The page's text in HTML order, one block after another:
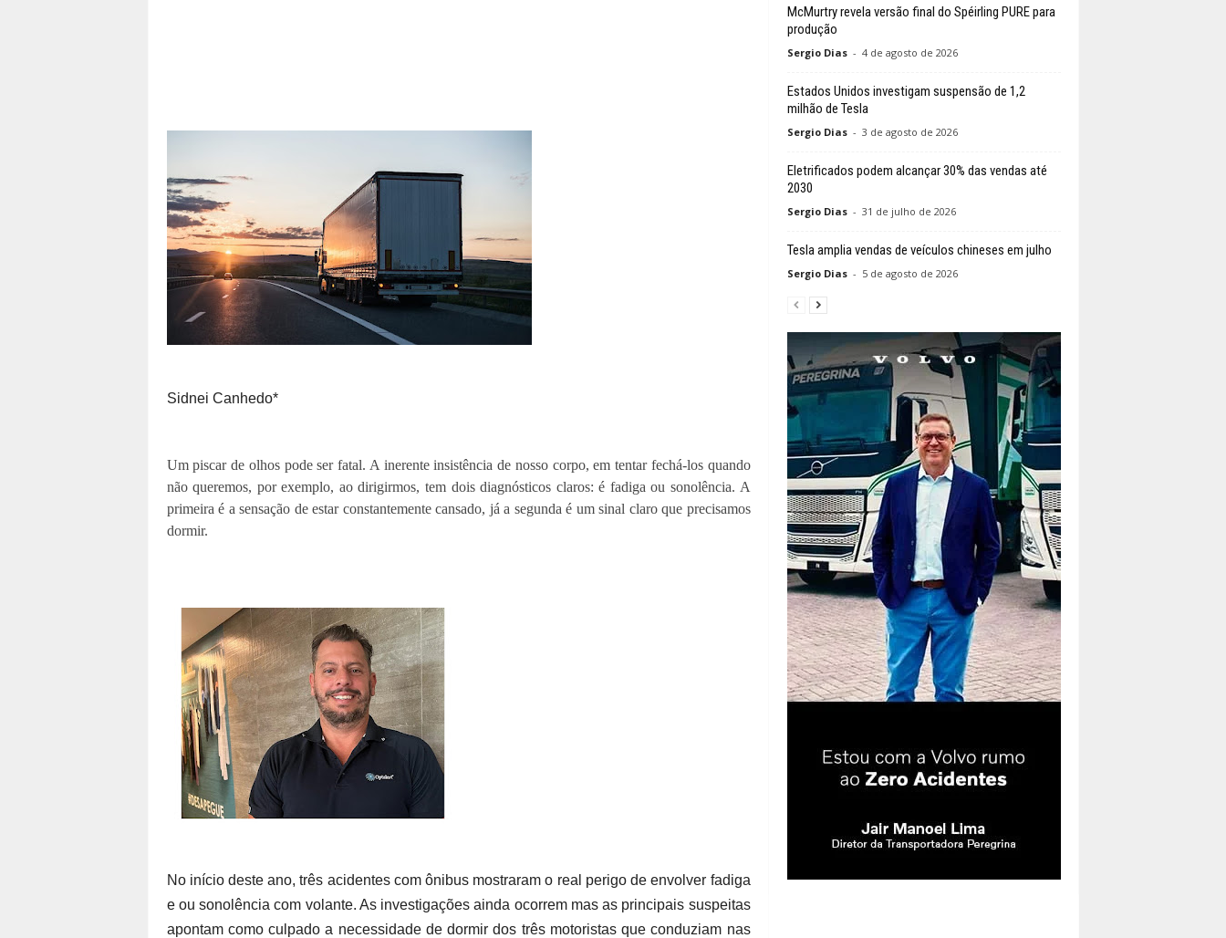
Sidnei Canhedo*
Um piscar de olhos pode ser fatal. A inerente insistência de nosso corpo, em tentar fechá-los quando
não queremos, por exemplo, ao dirigirmos, tem dois diagnósticos claros: é fadiga ou sonolência. A
primeira é a sensação de estar constantemente cansado, já a segunda é um sinal claro que precisamos
dormir.
No início deste ano, três acidentes com ônibus mostraram o real perigo de envolver fadiga
e ou sonolência com volante. As investigações ainda ocorrem mas as principais suspeitas
apontam como culpado a necessidade de dormir dos três motoristas que conduziam nas
McMurtry revela versão final do Spéirling PURE para
produção
Sergio Dias - 4 de agosto de 2026
Estados Unidos investigam suspensão de 1,2
milhão de Tesla
Sergio Dias - 3 de agosto de 2026
Eletrificados podem alcançar 30% das vendas até
2030
Sergio Dias - 31 de julho de 2026
Tesla amplia vendas de veículos chineses em julho
Sergio Dias - 5 de agosto de 2026